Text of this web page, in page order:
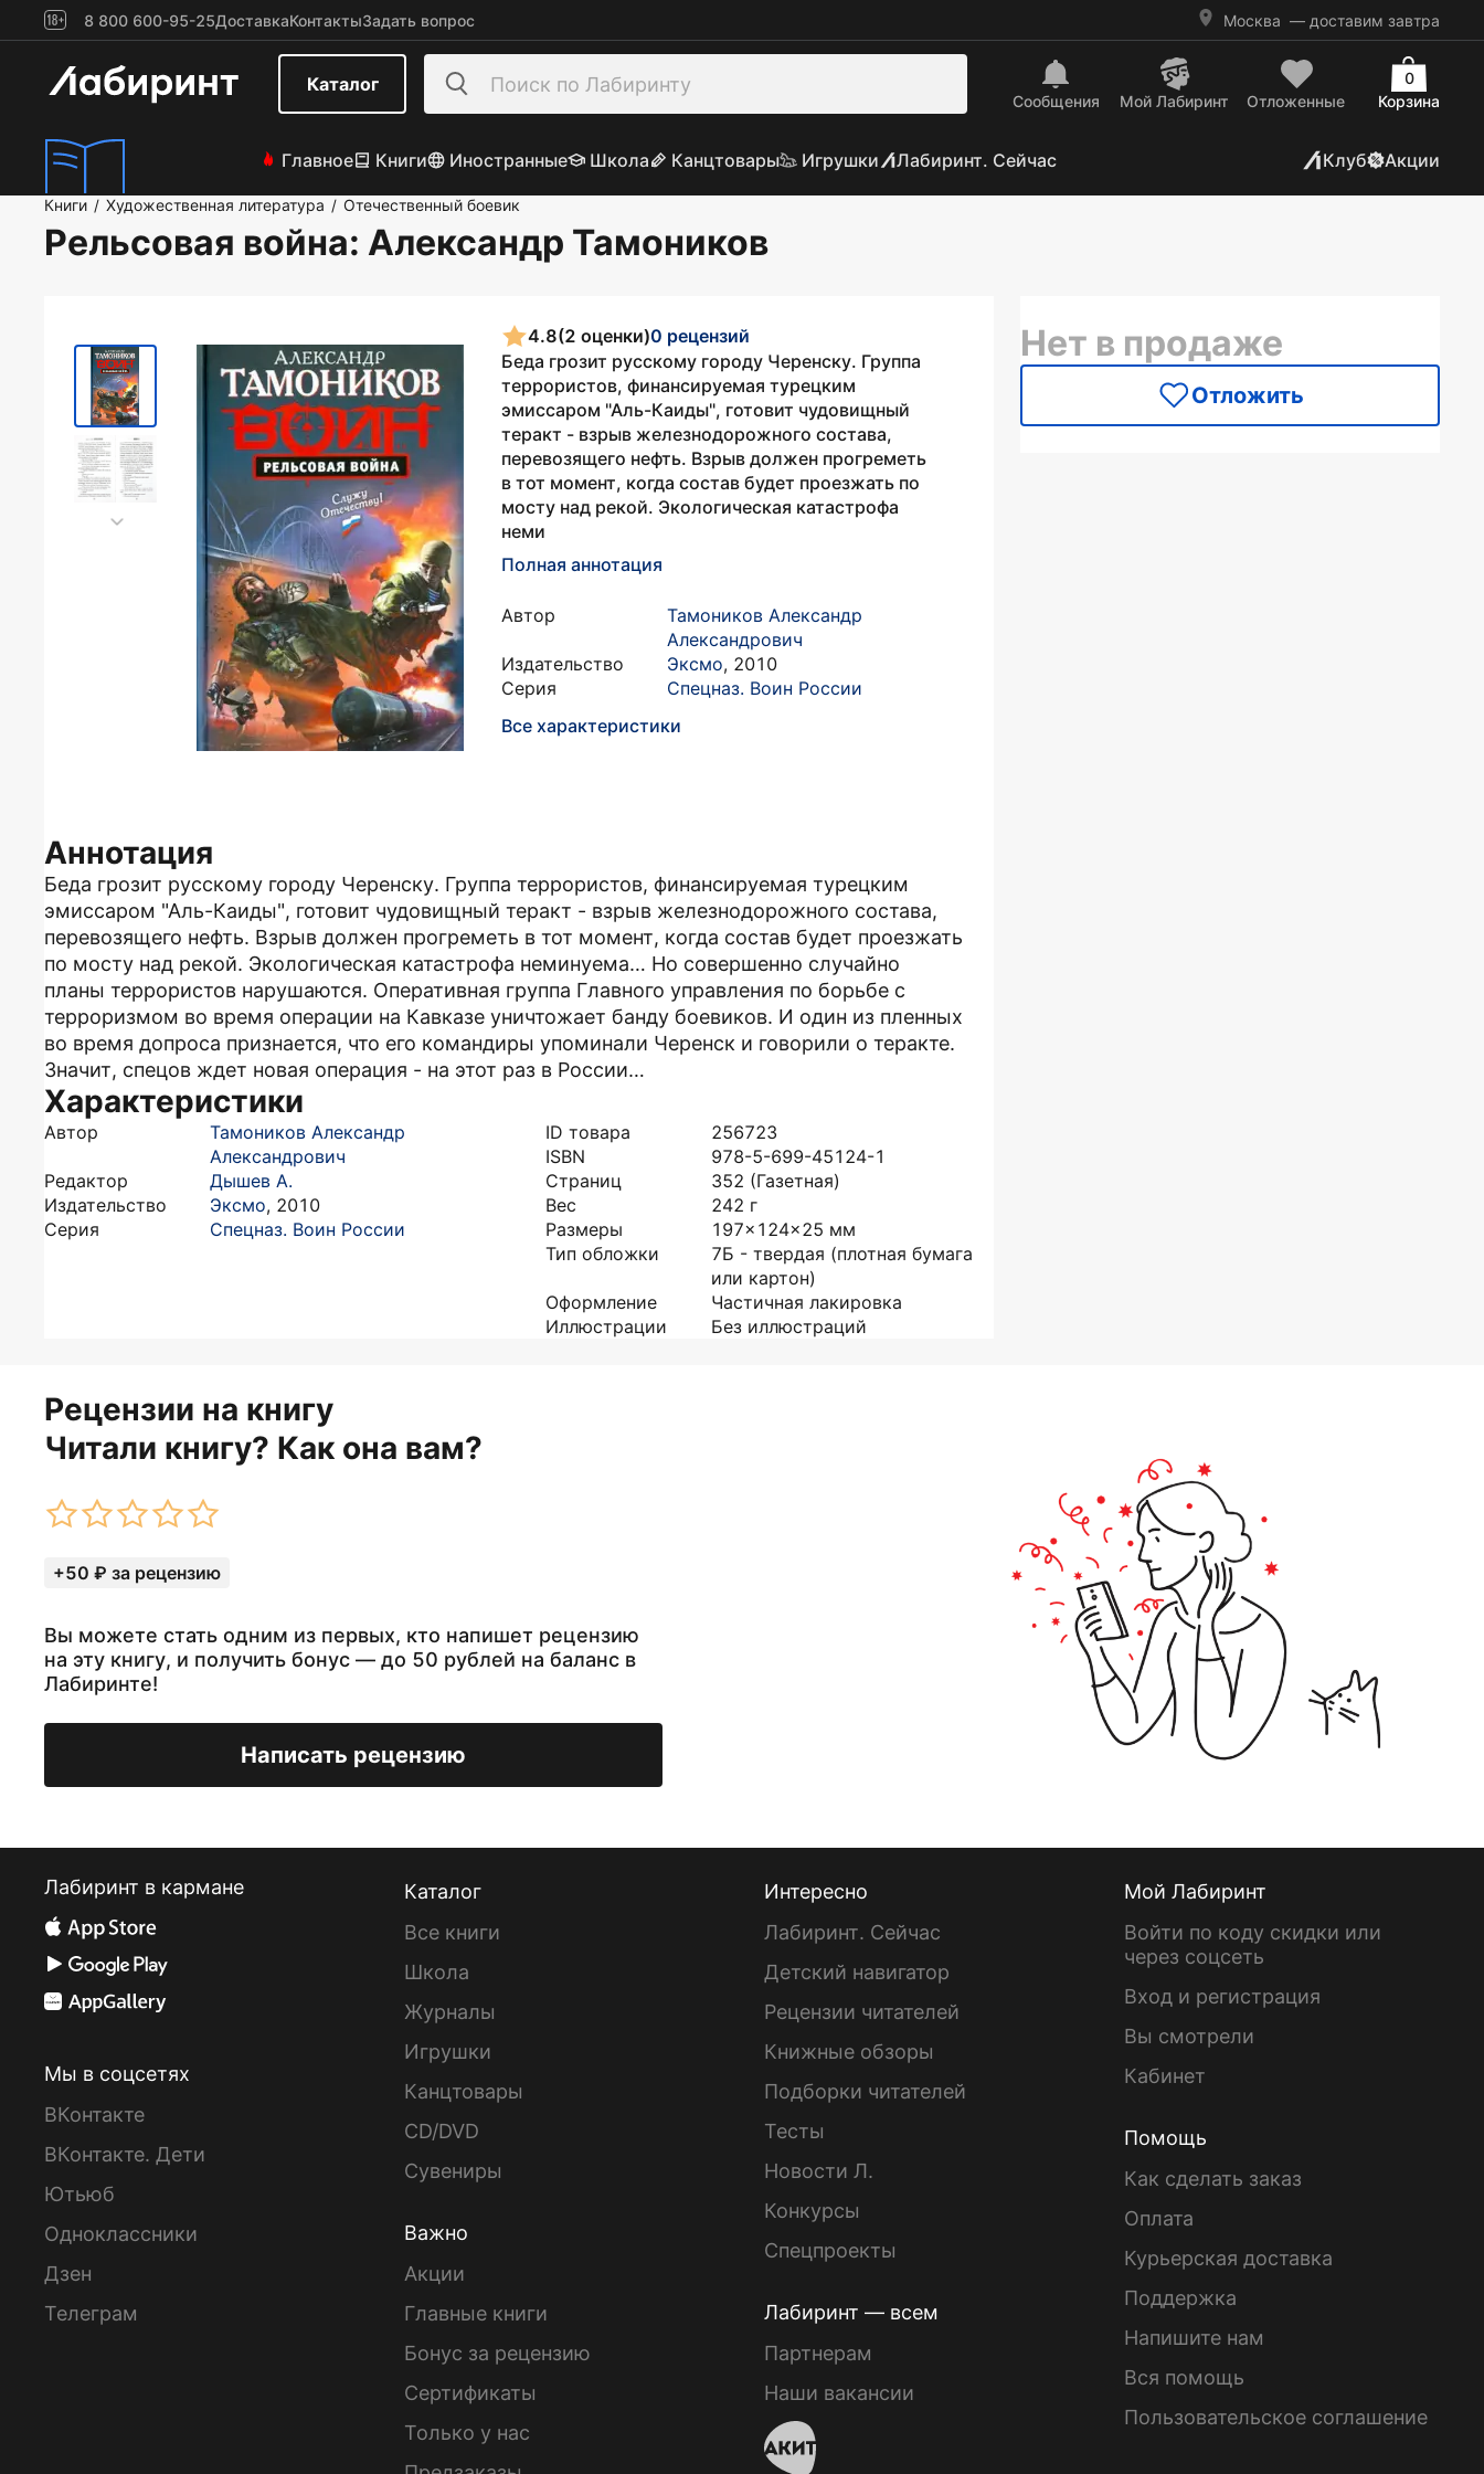
8 800 600-95-25ДоставкаКонтактыЗадать вопрос Москва — доставим завтра
Каталог
Сообщения Mой Лабиринт Отложенные Корзина
0
Главное Книги Иностранные Школа Канцтовары Игрушки Лабиринт. Сейчас Клуб Акции
Книги / Художественная литература / Отечественный боевик
Рельсовая война: Александр Тамоников
4.8(2 оценки)0 рецензий
Беда грозит русскому городу Черенску. Группа
террористов, финансируемая турецким
эмиссаром "Аль-Каиды", готовит чудовищный
теракт - взрыв железнодорожного состава,
перевозящего нефть. Взрыв должен прогреметь
в тот момент, когда состав будет проезжать по
мосту над рекой. Экологическая катастрофа
неми
Полная аннотация
Автор
Тамоников Александр
Александрович
Издательство
Эксмо, 2010
Серия
Спецназ. Воин России
Все характеристики
Аннотация
Беда грозит русскому городу Черенску. Группа террористов, финансируемая турецким
эмиссаром "Аль-Каиды", готовит чудовищный теракт - взрыв железнодорожного состава,
перевозящего нефть. Взрыв должен прогреметь в тот момент, когда состав будет проезжать
по мосту над рекой. Экологическая катастрофа неминуема… Но совершенно случайно
планы террористов нарушаются. Оперативная группа Главного управления по борьбе с
терроризмом во время операции на Кавказе уничтожает банду боевиков. И один из пленных
во время допроса признается, что его командиры упоминали Черенск и говорили о теракте.
Значит, спецов ждет новая операция - на этот раз в России…
Характеристики
Автор
Тамоников Александр
Александрович
Редактор
Дышев А.
Издательство
Эксмо, 2010
Серия
Спецназ. Воин России
ID товара
256723
ISBN
978-5-699-45124-1
Страниц
352 (Газетная)
Вес
242 г
Размеры
197x124x25 мм
Тип обложки
7Б - твердая (плотная бумага
или картон)
Оформление
Частичная лакировка
Иллюстрации
Без иллюстраций
Нет в продаже
Отложить
Рецензии на книгу
Читали книгу? Как она вам?
+50 ₽ за рецензию
Вы можете стать одним из первых, кто напишет рецензию
на эту книгу, и получить бонус — до 50 рублей на баланс в
Лабиринте!
Написать рецензию
Лабиринт в кармане
Мы в соцсетях
ВКонтакте
ВКонтакте. Дети
Ютьюб
Одноклассники
Дзен
Телеграм
Каталог
Все книги
Школа
Журналы
Игрушки
Канцтовары
CD/DVD
Сувениры
Важно
Акции
Главные книги
Бонус за рецензию
Сертификаты
Только у нас
Интересно
Лабиринт. Сейчас
Детский навигатор
Рецензии читателей
Книжные обзоры
Подборки читателей
Тесты
Новости Л.
Конкурсы
Спецпроекты
Лабиринт — всем
Партнерам
Наши вакансии
Мой Лабиринт
Войти по коду скидки или
через соцсеть
Вход и регистрация
Вы смотрели
Кабинет
Помощь
Как сделать заказ
Оплата
Курьерская доставка
Поддержка
Напишите нам
Вся помощь
Пользовательское соглашение